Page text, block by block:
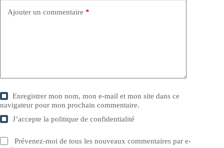
Ajouter un commentaire *
Enregistrer mon nom, mon e-mail et mon site dans ce
navigateur pour mon prochain commentaire.
J’accepte lapolitique de confidentialité
Prévenez-moi de tous les nouveaux commentaires par e-